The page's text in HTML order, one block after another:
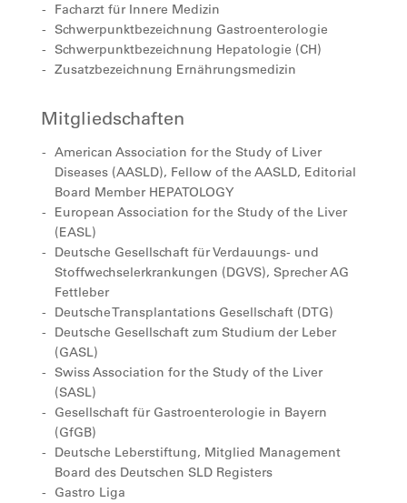
Facharzt für Innere Medizin
Schwerpunktbezeichnung Gastroenterologie
Schwerpunktbezeichnung Hepatologie (CH)
Zusatzbezeichnung Ernährungsmedizin
Mitgliedschaften
American Association for the Study of Liver
Diseases (AASLD), Fellow of the AASLD, Editorial
Board Member HEPATOLOGY
European Association for the Study of the Liver
(EASL)
Deutsche Gesellschaft für Verdauungs- und
Stoffwechselerkrankungen (DGVS), Sprecher AG
Fettleber
Deutsche Transplantations Gesellschaft (DTG)
Deutsche Gesellschaft zum Studium der Leber
(GASL)
Swiss Association for the Study of the Liver
(SASL)
Gesellschaft für Gastroenterologie in Bayern
(GfGB)
Deutsche Leberstiftung, Mitglied Management
Board des Deutschen SLD Registers
Gastro Liga